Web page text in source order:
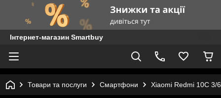
Інтернет-магазин Smartbuy
Товари та послуги Смартфони Xiaomi Redmi 10C 3/